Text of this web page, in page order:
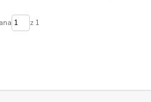
z 1